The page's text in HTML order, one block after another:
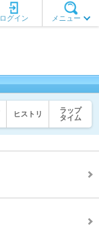
メニュー
ログイン
ヒストリ
ラップ
タイム